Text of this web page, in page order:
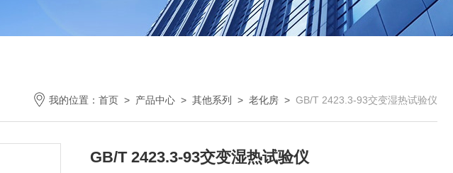
我的位置： 首页 > 产品中心 > 其他系列 > 老化房 > GB/T 2423.3-93交变湿热试验仪
GB/T 2423.3-93交变湿热试验仪